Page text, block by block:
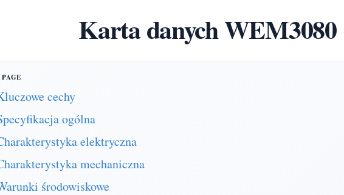
Karta danych WEM3080
cechy
ogólna
elektryczna
mechaniczna
środowiskowe